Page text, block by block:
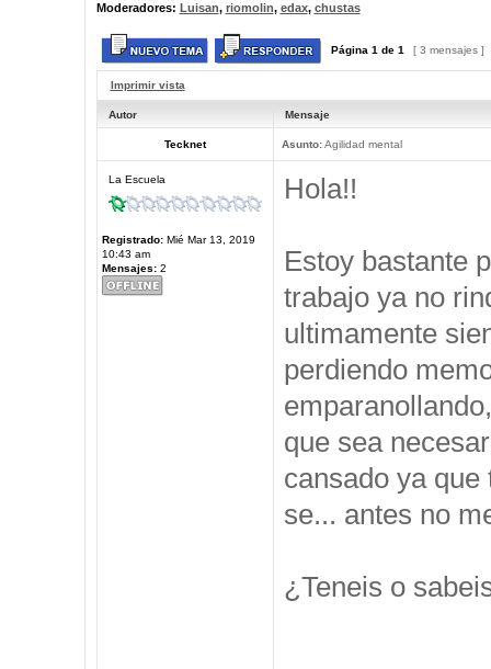
Moderadores: Luisan, riomolin, edax, chustas
Página 1 de 1 [ 3 mensajes ]
Imprimir vista
Autor Mensaje
Tecknet Asunto:Agilidad mental
La Escuela
Registrado:Mié Mar 13, 2019
10:43 am
Mensajes:2
Hola!!
Estoy bastante
trabajo ya no
ultimamente
perdiendo
que sea
cansado ya
se... antes no
¿Teneis o